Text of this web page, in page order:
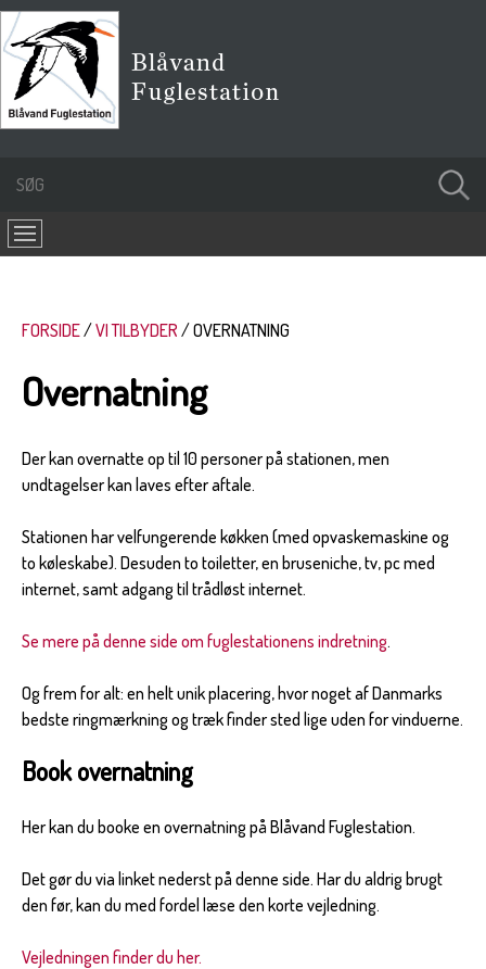
FORSIDE VI TILBYDER OVERNATNING
Overnatning
Der kan overnatte op til 10 personer på stationen, men
undtagelser kan laves efter aftale.
Stationen har velfungerende køkken (med opvaskemaskine og
to køleskabe). Desuden to toiletter, en bruseniche, tv, pc med
internet, samt adgang til trådløst internet.
Se mere på denne side om fuglestationens indretning.
Og frem for alt: en helt unik placering, hvor noget af Danmarks
bedste ringmærkning og træk finder sted lige uden for vinduerne.
Book overnatning
Her kan du booke en overnatning på Blåvand Fuglestation.
Det gør du via linket nederst på denne side. Har du aldrig brugt
den før, kan du med fordel læse den korte vejledning.
Vejledningen finder du her.